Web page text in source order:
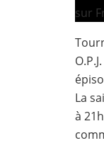
La
à